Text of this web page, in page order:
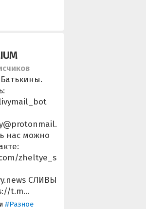
нас можно
zheltye_s
СЛИВЫ
t.m...
#Разное